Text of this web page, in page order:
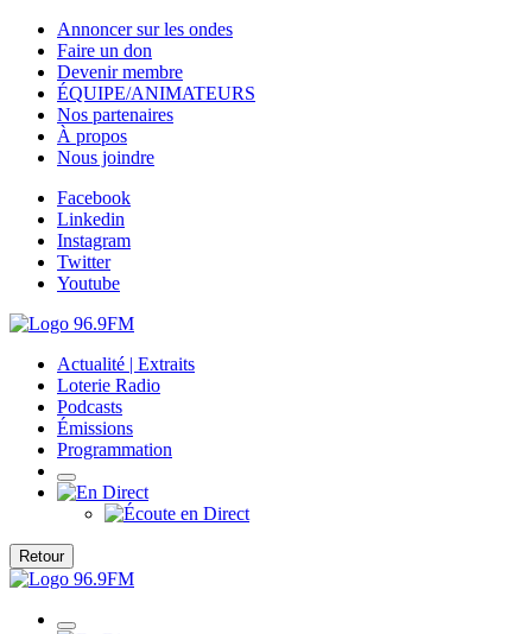
Annoncer sur les ondes
Faire un don
Devenir membre
ÉQUIPE/ANIMATEURS
Nos partenaires
À propos
Nous joindre
Facebook
Linkedin
Instagram
Twitter
Youtube
Actualité | Extraits
Loterie Radio
Podcasts
Émissions
Programmation
Retour